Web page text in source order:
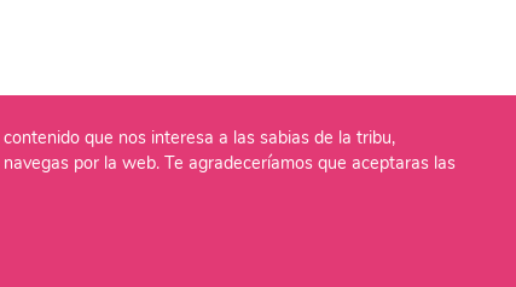
que nos interesa a las sabias de la tribu,
por la web. Te agradeceríamos que aceptaras las